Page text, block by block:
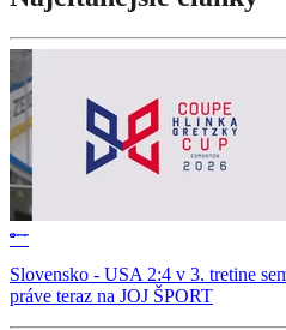
Slovensko - USA 2:4 v 3. tretine
práve teraz na JOJ ŠPORT